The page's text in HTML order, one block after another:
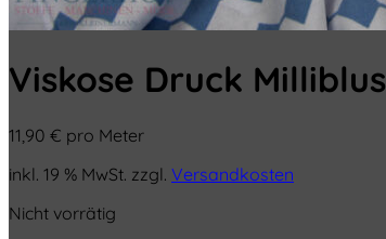
Viskose Druck Milliblus
11,90 € pro Meter
inkl. 19 % MwSt. zzgl. Versandkosten
Nicht vorrätig